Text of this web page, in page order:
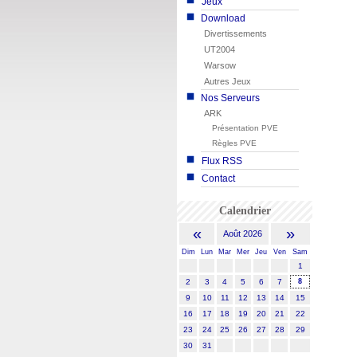
Download
Divertissements
UT2004
Warsow
Autres Jeux
Nos Serveurs
ARK
Présentation PVE
Règles PVE
Flux RSS
Contact
Calendrier
« Août 2026 »
Dim Lun Mar Mer Jeu Ven Sam
1
2
3 4 5 6 7 8
9 10 11 12 13 14
15
16
17 18 19 20 21
22
23
24 25 26 27 28
29
30
31